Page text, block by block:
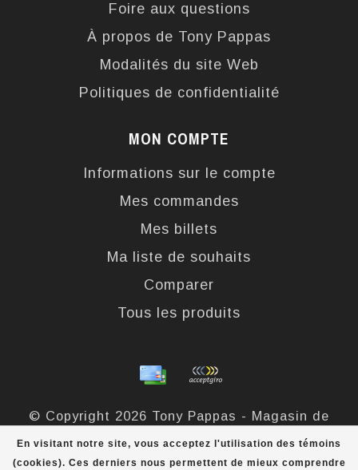
En visitant notre site, vous acceptez l'utilisation des témoins
(cookies). Ces derniers nous permettent de mieux comprendre
Foire aux questions
À propos de Tony Pappas
Modalités du site Web
Politiques de confidentialité
MON COMPTE
Informations sur le compte
Mes commandes
Mes billets
Ma liste de souhaits
Comparer
Tous les produits
© Copyright 2026 Tony Pappas - Magasin de
bottes et chaussures - Powered byLightspeed-
Theme byDyvelopment